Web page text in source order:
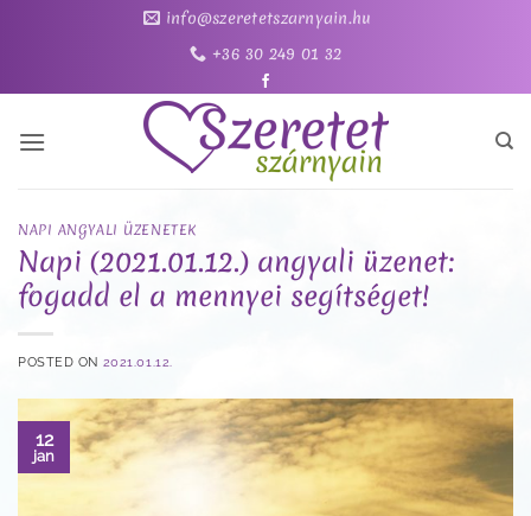
info@szeretetszarnyain.hu
+36 30 249 01 32
NAPI ANGYALI ÜZENETEK
Napi (2021.01.12.) angyali üzenet:
fogadd el a mennyei segítséget!
POSTED ON 2021.01.12.
12
jan